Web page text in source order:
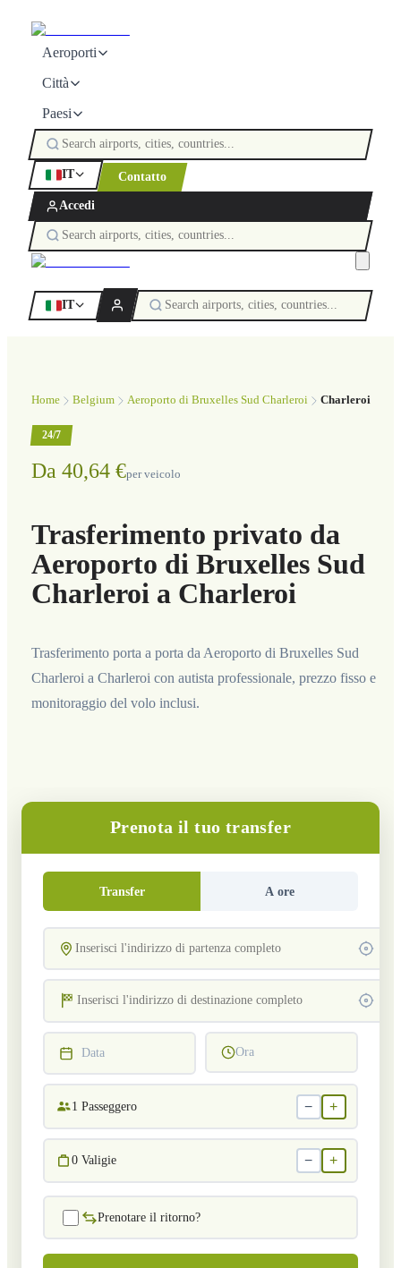
Aeroporti
Città
Paesi
IT Contatto
Accedi
IT
Home Belgium Aeroporto di Bruxelles Sud Charleroi Charleroi
24/7
Da 40,64 €per veicolo
Trasferimento privato da
Aeroporto di Bruxelles Sud
Charleroi a Charleroi
Trasferimento porta a porta da Aeroporto di Bruxelles Sud
Charleroi a Charleroi con autista professionale, prezzo fisso e
monitoraggio del volo inclusi.
Prenota il tuo transfer
Transfer A ore
Data Ora
1 Passeggero − +
0 Valigie − +
Prenotare il ritorno?